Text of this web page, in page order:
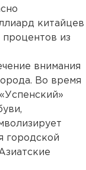
китайцев
из
внимания
Во время
городской